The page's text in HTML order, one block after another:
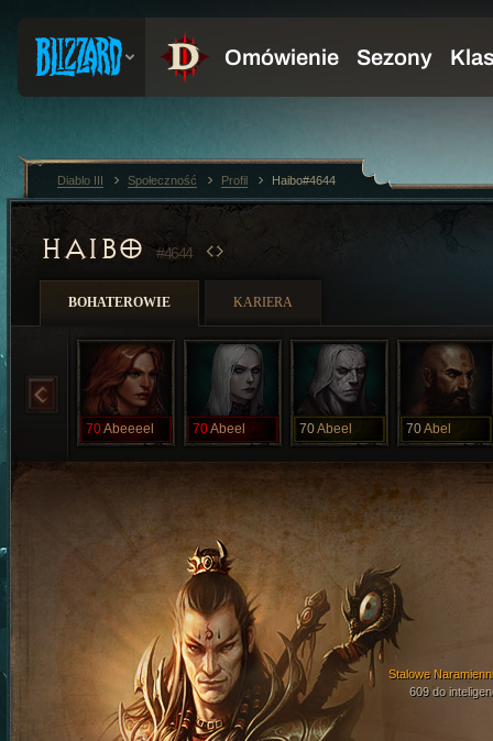
HAIBO#4644
BOHATEROWIE KARIERA
70Abeeeel 70Abeel 70Abeel 70Abel
Stalowe
609 do
Diablo III Społeczność Profil Haibo#4644